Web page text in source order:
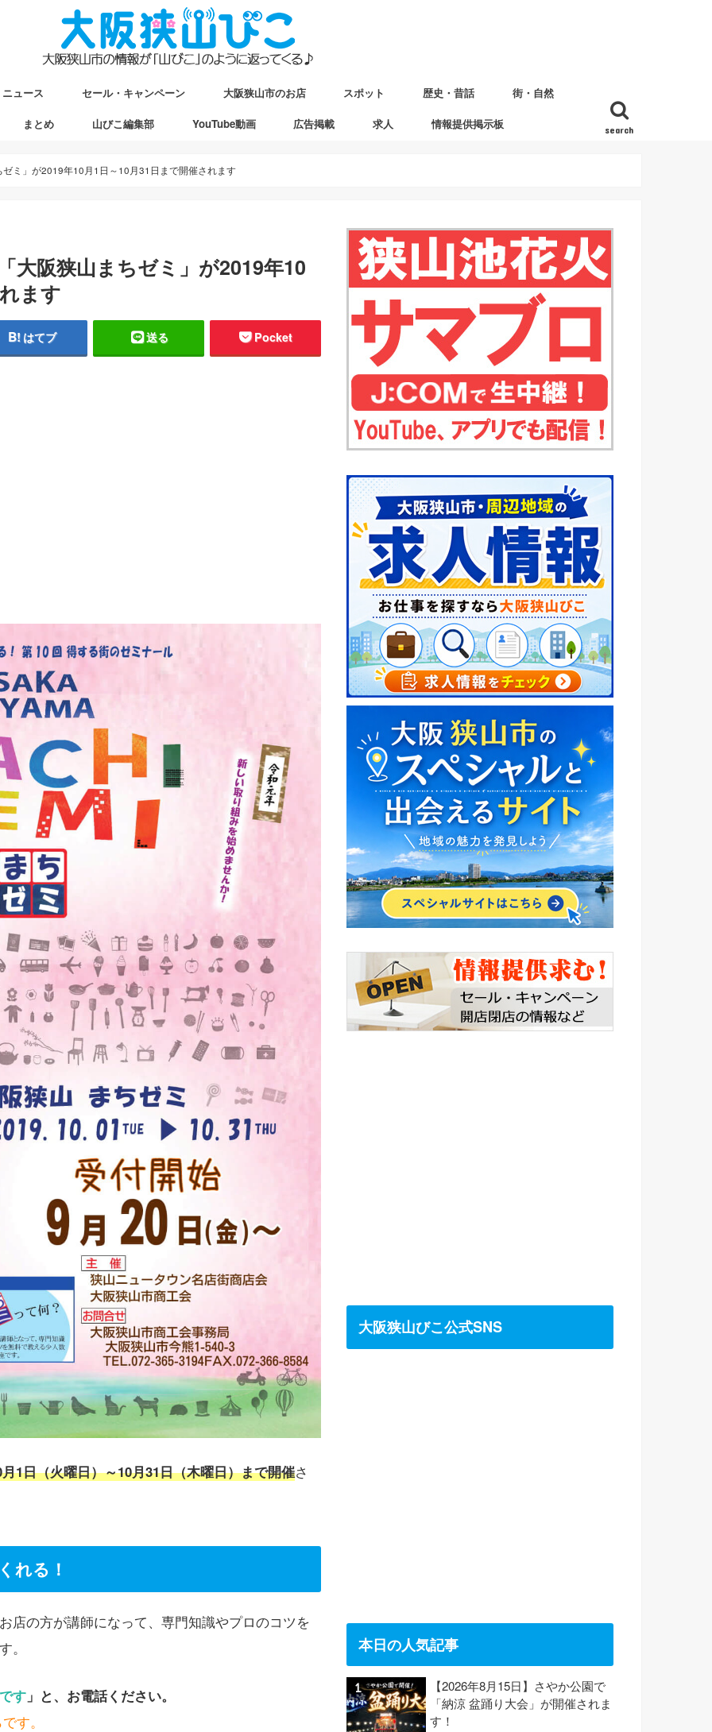
search
ニュース セール・キャンペーン 大阪狭山市のお店 スポット 歴史・昔話 街・自然
まとめ 山びこ編集部 YouTube動画 広告掲載 求人 情報提供掲示板
ミ」が2019年10月1日～10月31日まで開催されます
大阪狭山まちゼミ」が2019年10
ます
はてブ 送る Pocket
1日（火曜日）～10月31日（木曜日）まで開催さ
れる！
店の方が講師になって、専門知識やプロのコツを
。
す 」と、お電話ください。
す。
大阪狭山びこ公式SNS
本日の人気記事
【2026年8月15日】さやか公園で
「納涼 盆踊り大会」が開催されま
す！